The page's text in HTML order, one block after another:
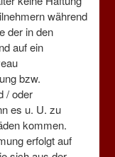
während
der in den
auf ein
bzw.
/ oder
es u. U. zu
kommen.
erfolgt auf